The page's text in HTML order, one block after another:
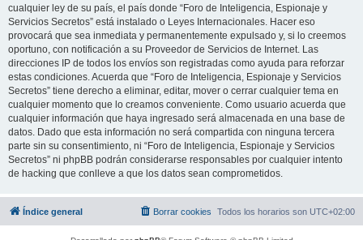
cualquier ley de su país, el país donde “Foro de Inteligencia, Espionaje y
Servicios Secretos” está instalado o Leyes Internacionales. Hacer eso
provocará que sea inmediata y permanentemente expulsado y, si lo creemos
oportuno, con notificación a su Proveedor de Servicios de Internet. Las
direcciones IP de todos los envíos son registradas como ayuda para reforzar
estas condiciones. Acuerda que “Foro de Inteligencia, Espionaje y Servicios
Secretos” tiene derecho a eliminar, editar, mover o cerrar cualquier tema en
cualquier momento que lo creamos conveniente. Como usuario acuerda que
cualquier información que haya ingresado será almacenada en una base de
datos. Dado que esta información no será compartida con ninguna tercera
parte sin su consentimiento, ni “Foro de Inteligencia, Espionaje y Servicios
Secretos” ni phpBB podrán considerarse responsables por cualquier intento
de hacking que conlleve a que los datos sean comprometidos.
Índice general Todos los horarios son UTC+02:00
Borrar cookies